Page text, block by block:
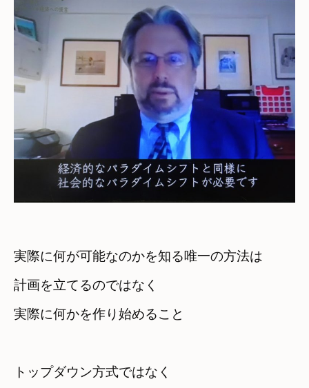
実際に何が可能なのかを知る唯一の方法は
計画を立てるのではなく
実際に何かを作り始めること
トップダウン方式ではなく